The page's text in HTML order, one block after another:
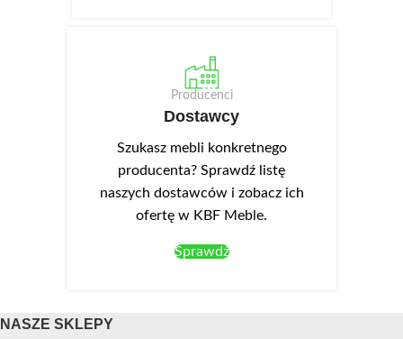
Producenci
Dostawcy
Szukasz mebli konkretnego
producenta? Sprawdź listę
naszych dostawców i zobacz ich
ofertę w KBF Meble.
Sprawdź
NASZE SKLEPY